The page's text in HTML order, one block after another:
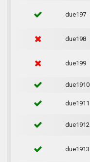
due197
due198
due199
due1910
due1911
due1912
due1913